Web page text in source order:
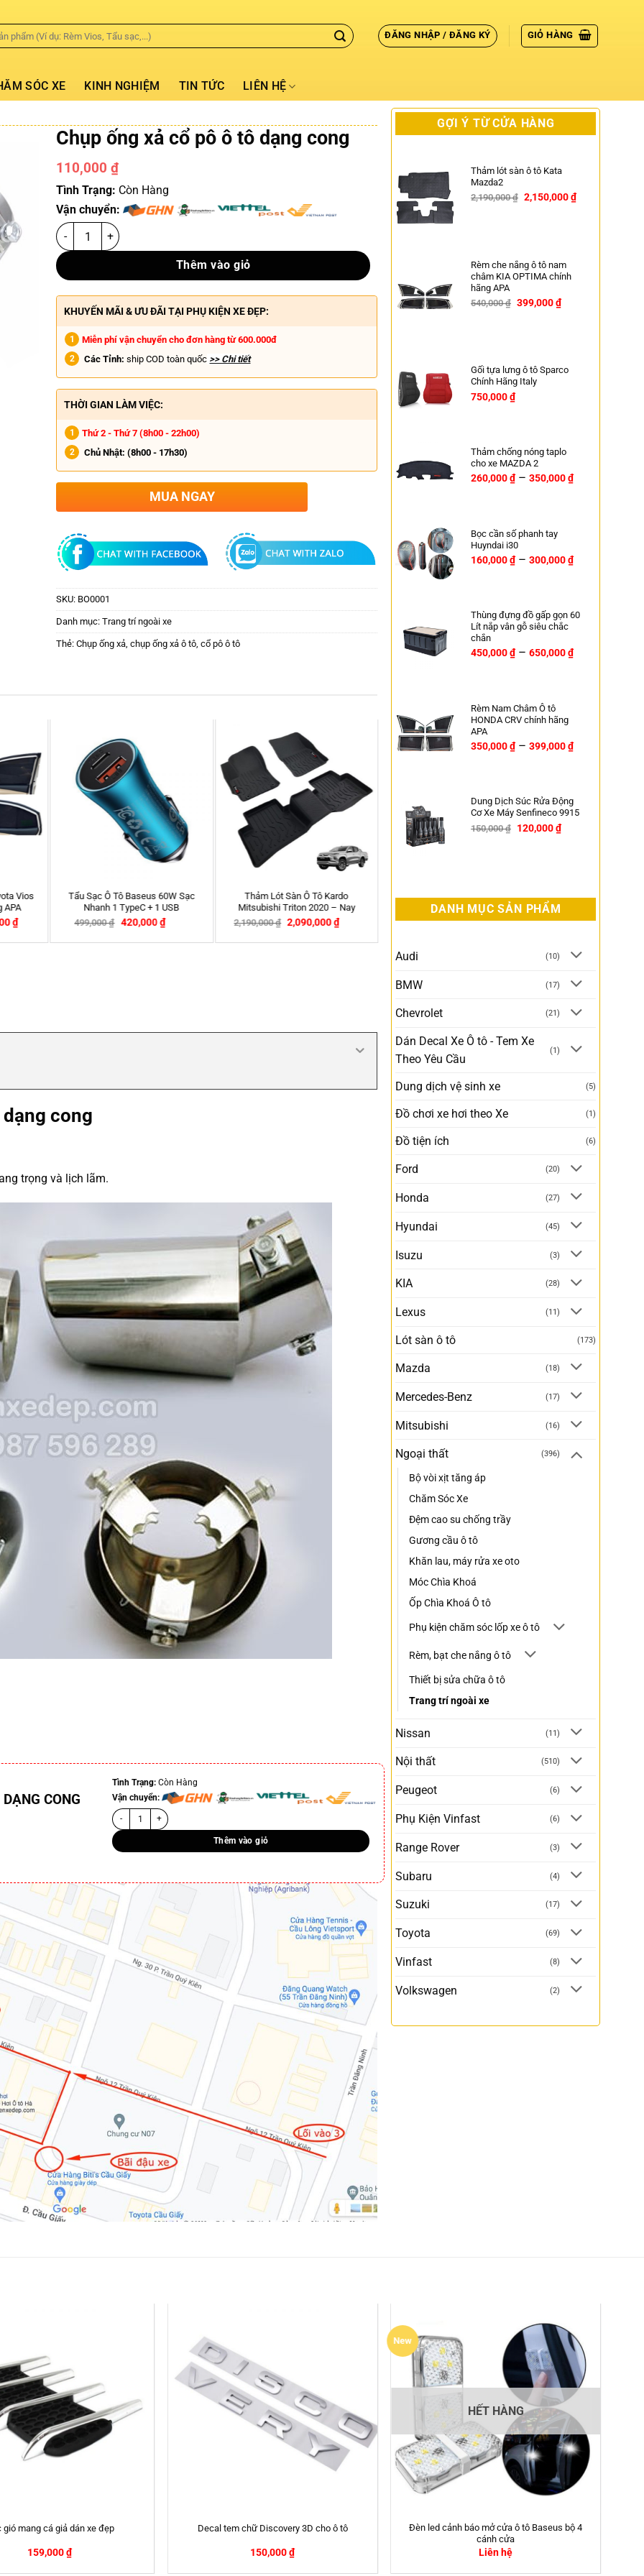
ĐĂNG NHẬP / ĐĂNG KÝ GIỎ HÀNG
SÓC XE KINH NGHIỆM TIN TỨC LIÊN HỆ
Chụp ống xả cổ pô ô tô dạng cong
110,000₫
Tình Trạng: Còn Hàng
Vận chuyển:
Thêm vào giỏ
KHUYẾN MÃI & ƯU ĐÃI TẠI PHỤ KIỆN XE ĐẸP:
Miễn phí vận chuyển cho đơn hàng từ 600.000đ
Các Tỉnh: ship COD toàn quốc >> Chi tiết
THỜI GIAN LÀM VIỆC:
Thứ 2 - Thứ 7 (8h00 - 22h00)
Chủ Nhật: (8h00 - 17h30)
MUA NGAY
SKU: BO0001
Danh mục:Trang trí ngoài xe
Thẻ:Chụp ống xả ,chụp ống xả ô tô ,cổ pô ô tô
xe ô tô
₫
Tượng gỗ Di Lặc gỗ Ngọc Am
699,000₫
Tượng quan âm để xe ô tô Gỗ Bách
Xanh
819,000₫
Lót ghế cho ô tô gỗ Hương – Hạt để
mộc cao cấp
650,000₫
cong
trọng và lịch lãm.
CONG
Tình Trạng:Còn Hàng
Vận chuyển:
Thêm vào giỏ
GỢI Ý TỪ CỬA HÀNG
Thảm lót sàn ô tô Kata
Mazda2
2,190,000₫ 2,150,000₫
Rèm che nắng ô tô nam
châm KIA OPTIMA chính
hãng APA
540,000₫ 399,000₫
Gối tựa lưng ô tô Sparco
Chính Hãng Italy
750,000₫
Thảm chống nóng taplo
cho xe MAZDA 2
260,000₫ – 350,000₫
Bọc cần số phanh tay
Huyndai i30
160,000₫ – 300,000₫
Thùng đựng đồ gấp gọn 60
Lít nắp vân gỗ siêu chắc
chắn
450,000₫ – 650,000₫
Rèm Nam Châm Ô tô
HONDA CRV chính hãng
APA
350,000₫ – 399,000₫
Dung Dịch Súc Rửa Động
Cơ Xe Máy Senfineco 9915
150,000₫ 120,000₫
DANH MỤC SẢN PHẨM
Audi (10)
BMW (17)
Chevrolet (21)
Dán Decal Xe Ô tô - Tem Xe
Theo Yêu Cầu
(1)
Dung dịch vệ sinh xe (5)
Đồ chơi xe hơi theo Xe (1)
Đồ tiện ích (6)
Ford (20)
Honda (27)
Hyundai (45)
Isuzu (3)
KIA (28)
Lexus (11)
Lót sàn ô tô (173)
Mazda (18)
Mercedes-Benz (17)
Mitsubishi (16)
Ngoại thất (396)
Bộ vòi xịt tăng áp
Chăm Sóc Xe
Đệm cao su chống trầy
Gương cầu ô tô
Khăn lau, máy rửa xe oto
Móc Chìa Khoá
Ốp Chìa Khoá Ô tô
Phụ kiện chăm sóc lốp xe ô tô
Rèm, bạt che nắng ô tô
Thiết bị sửa chữa ô tô
Trang trí ngoài xe
Nissan (11)
Nội thất (510)
Peugeot (6)
Phụ Kiện Vinfast (6)
Range Rover (3)
Subaru (4)
Suzuki (17)
Toyota (69)
Vinfast (8)
Volkswagen (2)
gió mang cá giả dán xe đẹp
159,000₫
Decal tem chữ Discovery 3D cho ô tô
150,000₫
New
HẾT HÀNG
Đèn led cảnh báo mở cửa ô tô Baseus bộ 4
cánh cửa
Liên hệ